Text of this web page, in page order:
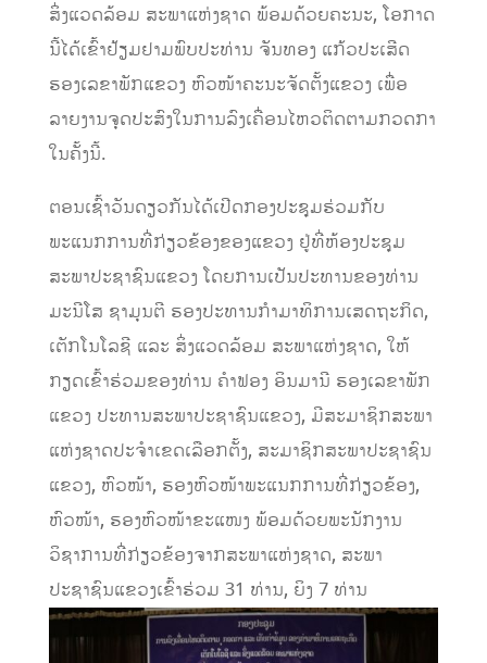
ສິ່ງແວດລ້ອມ ສະພາແຫ່ງຊາດ ພ້ອມດ້ວຍຄະນະ, ໂອກາດ
ນີ້ໄດ້ເຂົ້າຢ້ຽມຢາມພົບປະທ່ານ ຈັນທອງ ແກ້ວປະເສີດ
ຮອງເລຂາພັກແຂວງ ຫົວໜ້າຄະນະຈັດຕັ້ງແຂວງ ເພື່ອ
ລາຍງານຈຸດປະສົງໃນການລົງເຄື່ອນໄຫວຕິດຕາມກວດກາ
ໃນຄັ້ງນີ້.
ຕອນເຊົ້າວັນດຽວກັນໄດ້ເປີດກອງປະຊຸມຮ່ວມກັບ
ພະແນກການທີ່ກ່ຽວຂ້ອງຂອງແຂວງ ຢູ່ທີ່ຫ້ອງປະຊຸມ
ສະພາປະຊາຊົນແຂວງ ໂດຍການເປັນປະທານຂອງທ່ານ
ມະນີໂສ ຊາມຸນຕີ ຮອງປະທານກຳມາທິການເສດຖະກິດ,
ເຕັກໂນໂລຊີ ແລະ ສິ່ງແວດລ້ອມ ສະພາແຫ່ງຊາດ, ໃຫ້
ກຽດເຂົ້າຮ່ວມຂອງທ່ານ ຄຳຟອງ ອິນມານີ ຮອງເລຂາພັກ
ແຂວງ ປະທານສະພາປະຊາຊົນແຂວງ, ມີສະມາຊິກສະພາ
ແຫ່ງຊາດປະຈຳເຂດເລືອກຕັ້ງ, ສະມາຊິກສະພາປະຊາຊົນ
ແຂວງ, ຫົວໜ້າ, ຮອງຫົວໜ້າພະແນກການທີ່ກ່ຽວຂ້ອງ,
ຫົວໜ້າ, ຮອງຫົວໜ້າຂະແໜງ ພ້ອມດ້ວຍພະນັກງານ
ວິຊາການທີ່ກ່ຽວຂ້ອງຈາກສະພາແຫ່ງຊາດ, ສະພາ
ປະຊາຊົນແຂວງເຂົ້າຮ່ວມ 31 ທ່ານ, ຍິງ 7 ທ່ານ